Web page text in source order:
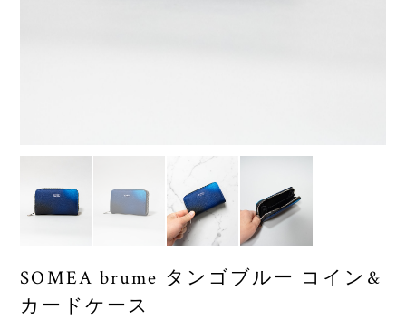
SOMEA brume タンゴブルー コイン&
カードケース